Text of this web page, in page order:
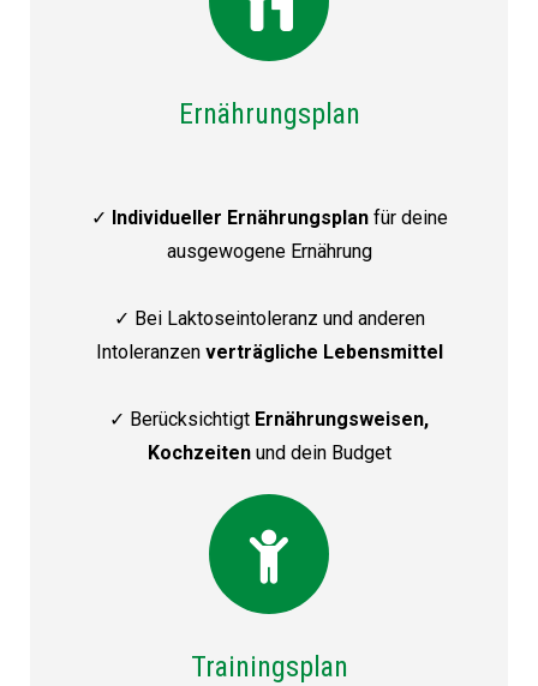
Ernährungsplan
✓ Individueller Ernährungsplanfür deine
ausgewogene Ernährung
✓ Bei Laktoseintoleranz und anderen
Intoleranzen verträgliche Lebensmittel
✓ Berücksichtigt Ernährungsweisen,
Kochzeitenund dein Budget
Trainingsplan